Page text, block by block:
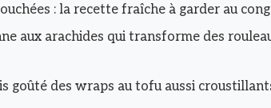
: la recette fraîche à garder au
aux arachides qui transforme des
goûté des wraps au tofu aussi